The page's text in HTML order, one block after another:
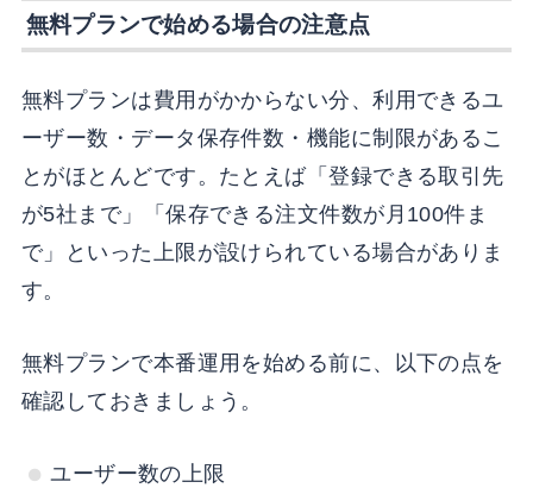
無料プランで始める場合の注意点
無料プランは費用がかからない分、利用できるユ
ーザー数・データ保存件数・機能に制限があるこ
とがほとんどです。たとえば「登録できる取引先
が5社まで」「保存できる注文件数が月100件ま
で」といった上限が設けられている場合がありま
す。
無料プランで本番運用を始める前に、以下の点を
確認しておきましょう。
ユーザー数の上限